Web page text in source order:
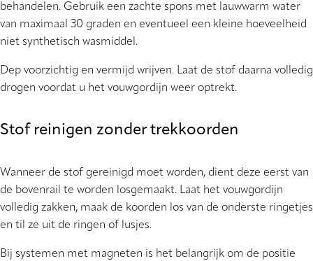
behandelen. Gebruik een zachte spons met lauwwarm water
van maximaal 30 graden en eventueel een kleine hoeveelheid
niet synthetisch wasmiddel.
Dep voorzichtig en vermijd wrijven. Laat de stof daarna volledig
drogen voordat u het vouwgordijn weer optrekt.
Stof reinigen zonder trekkoorden
Wanneer de stof gereinigd moet worden, dient deze eerst van
de bovenrail te worden losgemaakt. Laat het vouwgordijn
volledig zakken, maak de koorden los van de onderste ringetjes
en til ze uit de ringen of lusjes.
Bij systemen met magneten is het belangrijk om de positie